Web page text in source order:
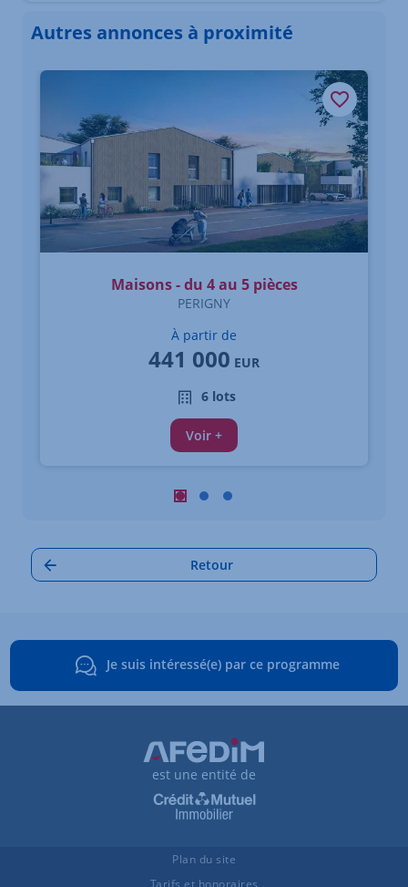
Autres annonces à proximité
Carrousel : Autres annonces à
Carrousel : Autres annonces à
Carrousel : Autres
Élément 1 sur 3
Maisons - du 4 au 5 pièces
PERIGNY
À partir de
441 000 EUR
6 lots
Voir +
Retour
Je suis intéressé(e) par ce programme
est une entité de
Plan du site